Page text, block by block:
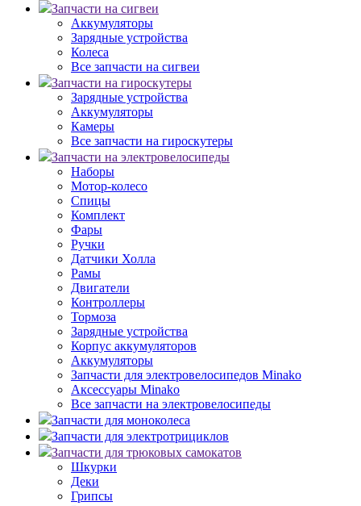
Запчасти на сигвеи
Аккумуляторы
Зарядные устройства
Колеса
Все запчасти на сигвеи
Запчасти на гироскутеры
Зарядные устройства
Аккумуляторы
Камеры
Все запчасти на гироскутеры
Запчасти на электровелосипеды
Наборы
Мотор-колесо
Спицы
Комплект
Фары
Ручки
Датчики Холла
Рамы
Двигатели
Контроллеры
Тормоза
Зарядные устройства
Корпус аккумуляторов
Аккумуляторы
Запчасти для электровелосипедов Minako
Аксессуары Minako
Все запчасти на электровелосипеды
Запчасти для моноколеса
Запчасти для электротрициклов
Запчасти для трюковых самокатов
Шкурки
Деки
Грипсы